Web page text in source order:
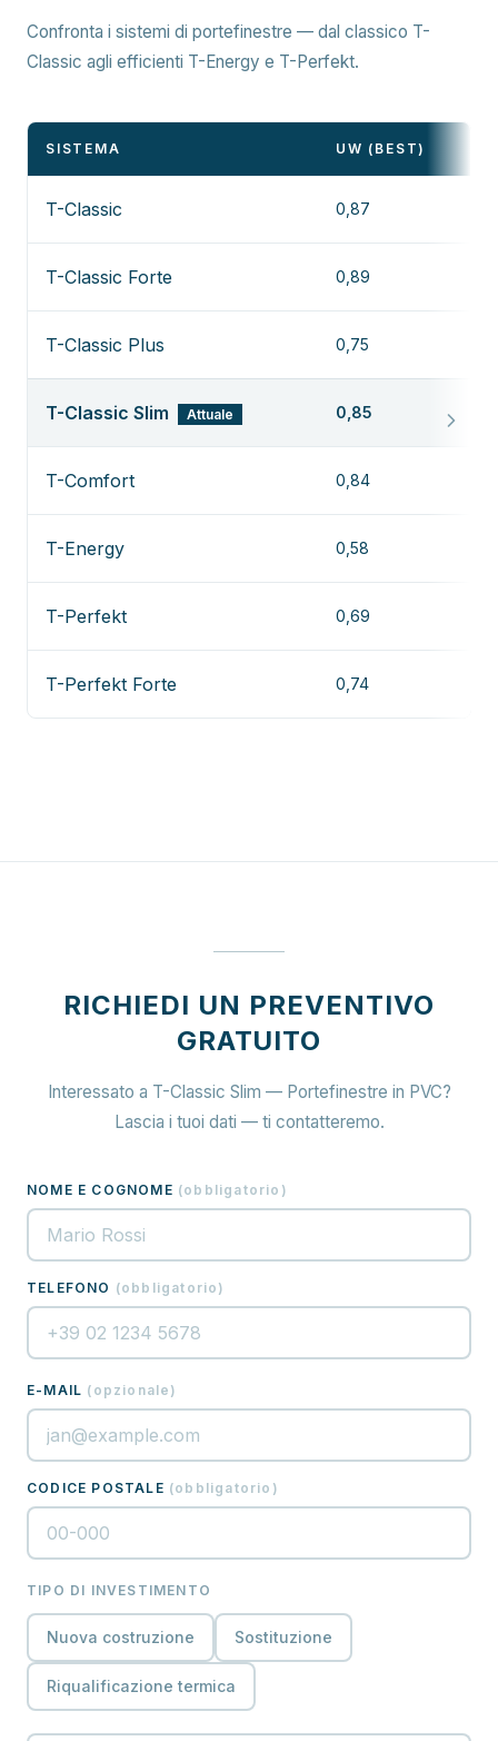
Confronta i sistemi di portefinestre — dal classico T-
Classic agli efficienti T-Energy e T-Perfekt.
SISTEMA UW (BEST)
T-Classic 0,87
T-Classic Forte 0,89
T-Classic Plus 0,75
T-Classic Slim Attuale 0,85
T-Comfort 0,84
T-Energy 0,58
T-Perfekt 0,69
T-Perfekt Forte 0,74
RICHIEDI UN PREVENTIVO
GRATUITO
Interessato a T-Classic Slim — Portefinestre in PVC?
Lascia i tuoi dati — ti contatteremo.
NOME E COGNOME (obbligatorio )
TELEFONO (obbligatorio )
E-MAIL ( opzionale )
CODICE POSTALE (obbligatorio )
TIPO DI INVESTIMENTO
Nuova costruzione Sostituzione
Riqualificazione termica